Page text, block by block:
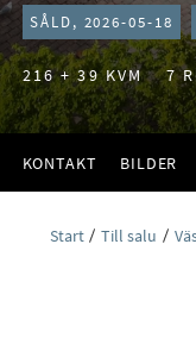
SÅLD, 2026-05-18
216 + 39 KVM 7
KONTAKT BILDER
Start Till salu